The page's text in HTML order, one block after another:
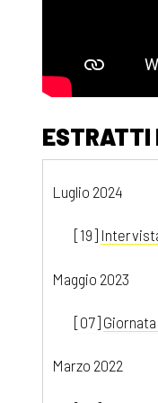
ESTRATTI
Luglio 2024
[19]
Maggio 2023
[07]
Marzo 2022